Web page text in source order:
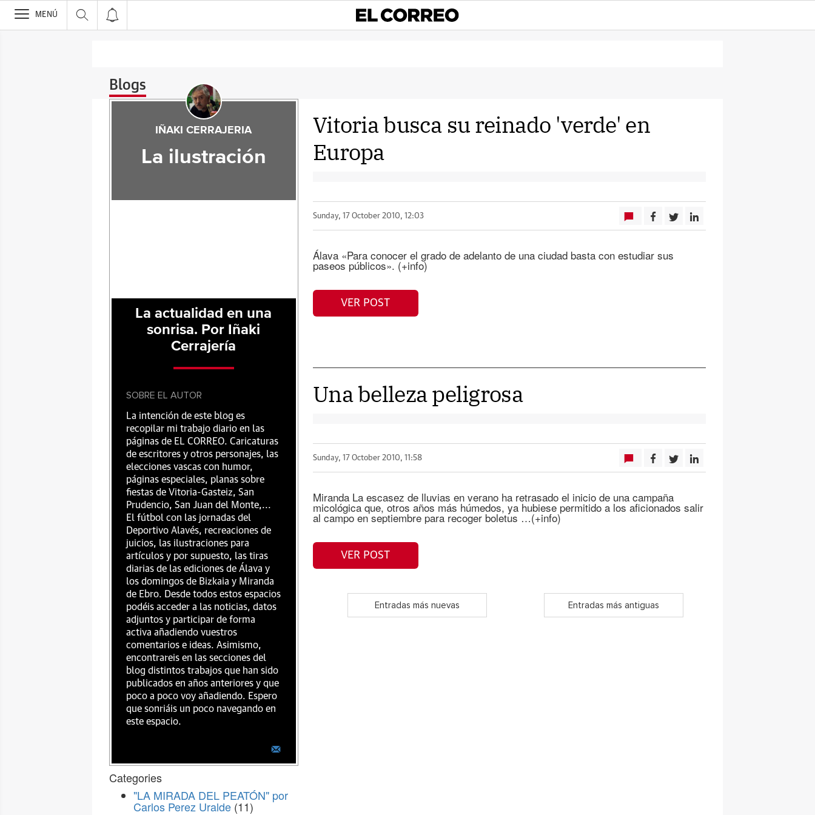
>
MENÚ
Blogs
Vitoria busca su reinado 'verde' en
Europa
Sunday, 17 October 2010, 12:03
Álava «Para conocer el grado de adelanto de una ciudad basta con estudiar sus
paseos públicos». (+info)
VER POST
Una belleza peligrosa
Sunday, 17 October 2010, 11:58
Miranda La escasez de lluvias en verano ha retrasado el inicio de una campaña
micológica que, otros años más húmedos, ya hubiese permitido a los aficionados salir
al campo en septiembre para recoger boletus …(+info)
VER POST
Entradas más nuevas Entradas más antiguas
IÑAKI CERRAJERIA
La ilustración
La actualidad en una
sonrisa. Por Iñaki
Cerrajería
SOBRE EL AUTOR
La intención de este blog es
recopilar mi trabajo diario en las
páginas de EL CORREO. Caricaturas
de escritores y otros personajes, las
elecciones vascas con humor,
páginas especiales, planas sobre
fiestas de Vitoria-Gasteiz, San
Prudencio, San Juan del Monte,...
El fútbol con las jornadas del
Deportivo Alavés, recreaciones de
juicios, las ilustraciones para
artículos y por supuesto, las tiras
diarias de las ediciones de Álava y
los domingos de Bizkaia y Miranda
de Ebro. Desde todos estos espacios
podéis acceder a las noticias, datos
adjuntos y participar de forma
activa añadiendo vuestros
comentarios e ideas. Asimismo,
encontrareis en las secciones del
blog distintos trabajos que han sido
publicados en años anteriores y que
poco a poco voy añadiendo. Espero
que sonriáis un poco navegando en
este espacio.
Categories
"LA MIRADA DEL PEATÓN" por
Carlos Perez Uralde (11)